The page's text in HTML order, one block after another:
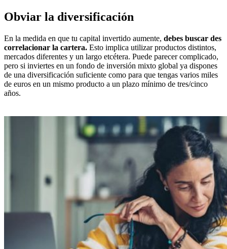
Obviar la diversificación
En la medida en que tu capital invertido aumente, debes buscar des
correlacionar la cartera. Esto implica utilizar productos distintos,
mercados diferentes y un largo etcétera. Puede parecer complicado,
pero si inviertes en un fondo de inversión mixto global ya dispones
de una diversificación suficiente como para que tengas varios miles
de euros en un mismo producto a un plazo mínimo de tres/cinco
años.